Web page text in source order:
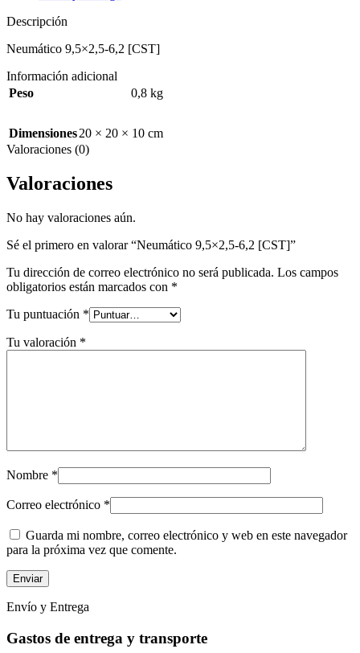
Descripción
Neumático 9,5×2,5-6,2 [CST]
Información adicional
Peso
0,8 kg
Dimensiones20 × 20 × 10 cm
Valoraciones (0)
Valoraciones
No hay valoraciones aún.
Sé el primero en valorar “Neumático 9,5×2,5-6,2 [CST]”
Tu dirección de correo electrónico no será publicada. Los campos
obligatorios están marcados con *
Tu puntuación *
Tu valoración *
Nombre *
Correo electrónico *
Guarda mi nombre, correo electrónico y web en este navegador
para la próxima vez que comente.
Envío y Entrega
Gastos de entrega y transporte